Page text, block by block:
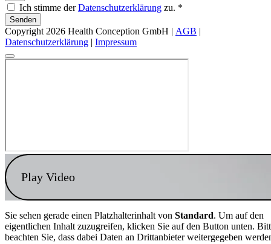
Ich stimme derDatenschutzerklärung zu. *
Senden
Copyright 2026 Health Conception GmbH | AGB |
Datenschutzerklärung | Impressum
Play Video
Sie sehen gerade einen Platzhalterinhalt von Standard. Um auf den
eigentlichen Inhalt zuzugreifen, klicken Sie auf den Button unten.
beachten Sie, dass dabei Daten an Drittanbieter weitergegeben